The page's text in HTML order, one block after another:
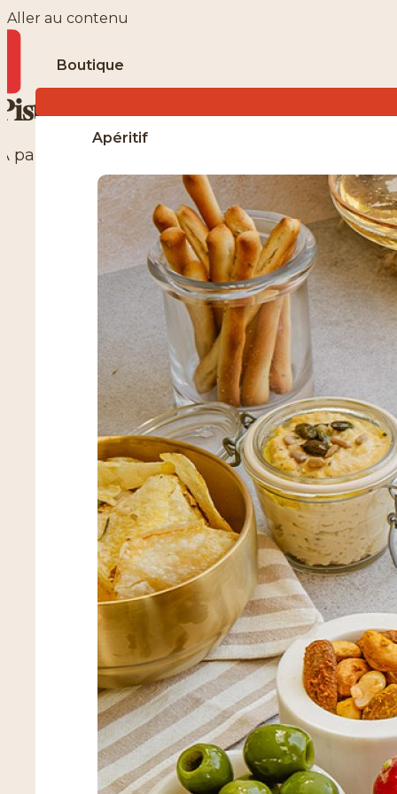
Aller au contenu
boutique
apéritif
coque bio grillée salée
partir de